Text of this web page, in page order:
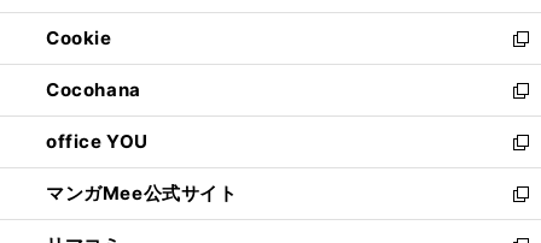
開
く
ウ
で
開
く
ン
ド
ウ
で
開
く
ウ
ィ
ン
ド
ウ
で
開
く
Cookie
新
し
い
ウ
ィ
ン
ド
ウ
Cocohana
新
し
い
ウ
ィ
ン
office YOU
新
し
い
ウ
マンガMee公式サイト
新
し